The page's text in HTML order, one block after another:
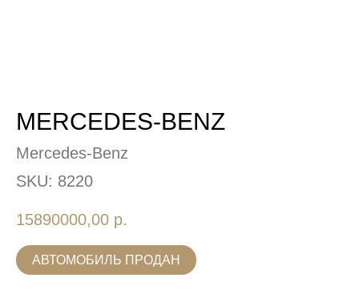
MERCEDES-BENZ
Mercedes-Benz
SKU: 8220
15890000,00 р.
АВТОМОБИЛЬ ПРОДАН